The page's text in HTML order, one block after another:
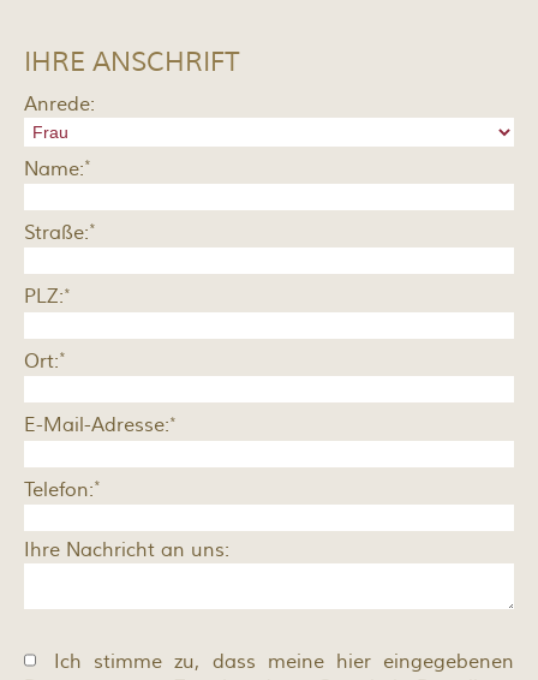
IHRE ANSCHRIFT
Anrede:
Name:*
Straße:*
PLZ:*
Ort:*
E-Mail-Adresse:*
Telefon:*
Ihre Nachricht an uns:
Ich stimme zu, dass meine hier eingegebenen